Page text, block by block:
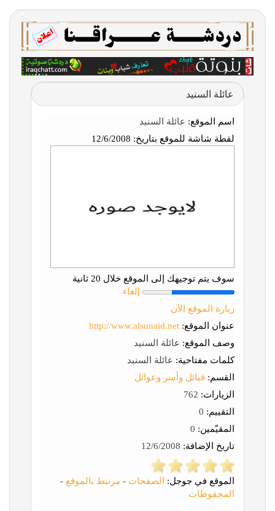
عائلة السنيد
اسم الموقع: عائلة السنيد
لقطة شاشة للموقع بتاريخ:
سوف يتم توجيهك إلى الموقع خلال 20 ثانية
إلغاء
زيارة الموقع الآن
عنوان الموقع: http://www.alsunaid.net
وصف الموقع: عائلة السنيد
كلمات مفتاحية: عائلة السنيد
القسم: قبائل وأسر وعوائل
الزيارات:
التقييم:
المقيّمين:
تاريخ الإضافة:
الموقع في جوجل: الصفحات - مرتبط بالموقع -
المحفوظات